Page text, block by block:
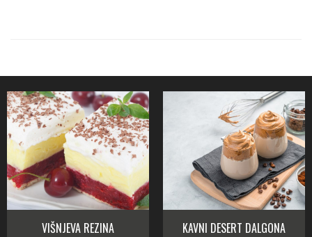
VIŠNJEVA REZINA KAVNI DESERT DALGONA